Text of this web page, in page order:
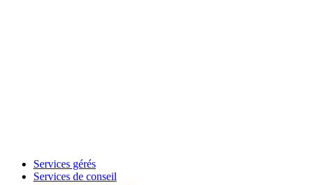
Services gérés
Services de conseil